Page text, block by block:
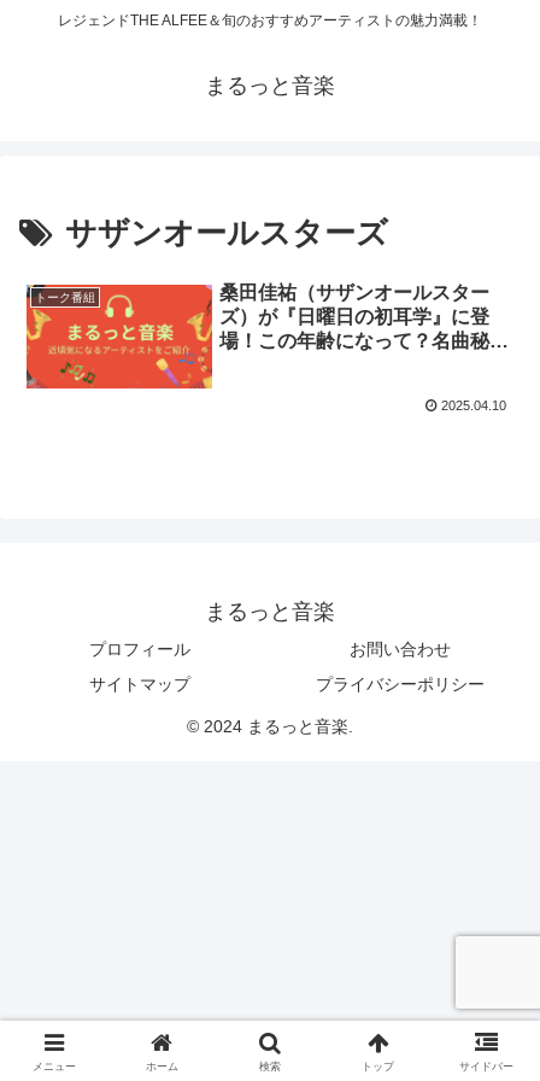
レジェンドTHE ALFEE＆旬のおすすめアーティストの魅力満載！
まるっと音楽
サザンオールスターズ
トーク番組
桑田佳祐（サザンオールスター
ズ）が『日曜日の初耳学』に登
場！この年齢になって？名曲秘
2025.04.10
まるっと音楽
プロフィール
お問い合わせ
サイトマップ
プライバシーポリシー
© 2024 まるっと音楽.
メニュー ホーム 検索 トップ サイドバー